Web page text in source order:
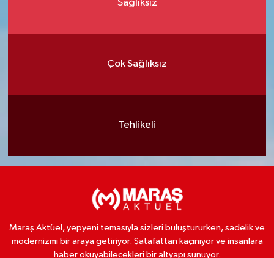
Sağlıksız
Çok Sağlıksız
Tehlikeli
Maraş Aktüel, yepyeni temasıyla sizleri buluştururken, sadelik ve
modernizmi bir araya getiriyor. Şatafattan kaçınıyor ve insanlara
haber okuyabilecekleri bir altyapı sunuyor.